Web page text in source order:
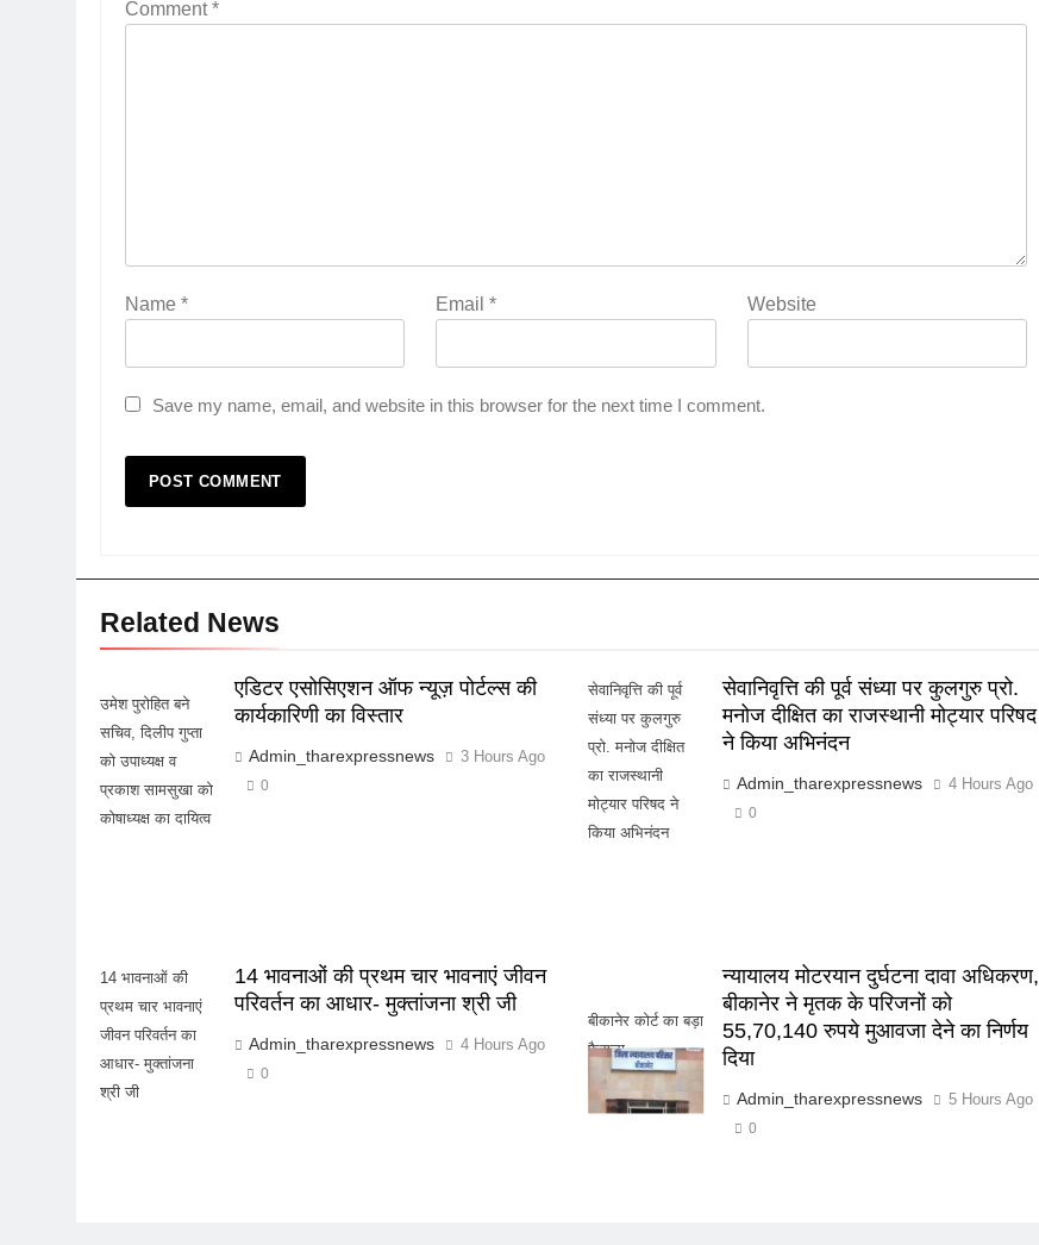
Comment*
Name * Email* Website
Save my name, email, and website in this browser for the next time I comment.
Related News
उमेश पुरोहित बने
सचिव, दिलीप गुप्ता
को उपाध्यक्ष व
प्रकाश सामसुखा को
कोषाध्यक्ष का दायित्व
एडिटर एसोसिएशन ऑफ न्यूज़ पोर्टल्स की
कार्यकारिणी का विस्तार
Admin_tharexpressnews 3 Hours Ago
0
सेवानिवृत्ति की पूर्व
संध्या पर कुलगुरु
प्रो. मनोज दीक्षित
का राजस्थानी
मोट्यार परिषद ने
किया अभिनंदन
सेवानिवृत्ति की पूर्व संध्या पर कुलगुरु प्रो.
मनोज दीक्षित का राजस्थानी मोट्यार परिषद
ने किया अभिनंदन
Admin_tharexpressnews 4 Hours Ago
0
14 भावनाओं की
प्रथम चार भावनाएं
जीवन परिवर्तन का
आधार- मुक्तांजना
श्री जी
14 भावनाओं की प्रथम चार भावनाएं जीवन
परिवर्तन का आधार- मुक्तांजना श्री जी
Admin_tharexpressnews 4 Hours Ago
0
बीकानेर कोर्ट का बड़ा
फैसला
न्यायालय मोटरयान दुर्घटना दावा अधिकरण,
बीकानेर ने मृतक के परिजनों को
55,70,140 रुपये मुआवजा देने का निर्णय
दिया
Admin_tharexpressnews 5 Hours Ago
0